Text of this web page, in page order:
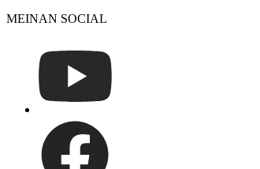
MEINAN SOCIAL